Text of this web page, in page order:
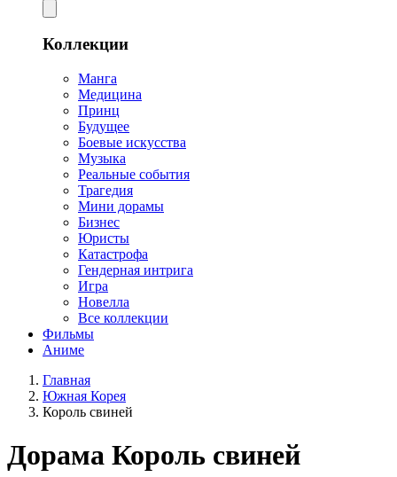
Коллекции
Манга
Медицина
Принц
Будущее
Боевые искусства
Музыка
Реальные события
Трагедия
Мини дорамы
Бизнес
Юристы
Катастрофа
Гендерная интрига
Игра
Новелла
Все коллекции
Фильмы
Аниме
Главная
Южная Корея
Король свиней
Дорама Король свиней